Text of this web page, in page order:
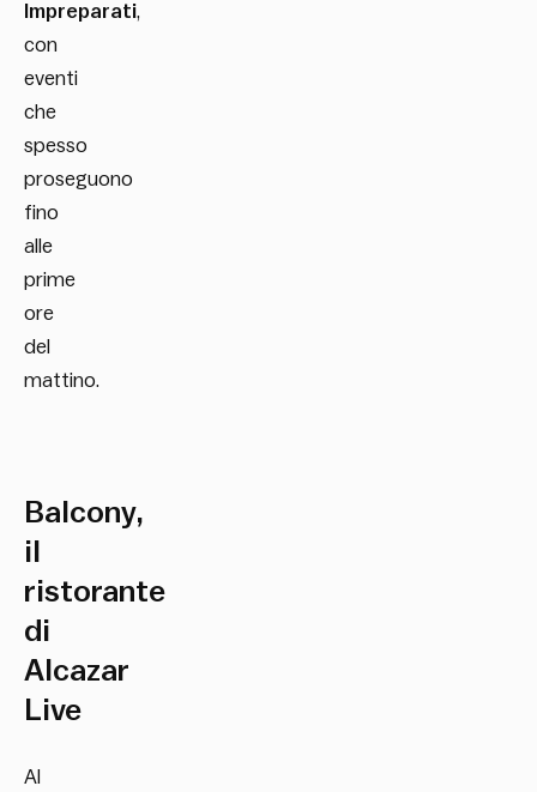
Impreparati,
con
eventi
che
spesso
proseguono
fino
alle
prime
ore
del
mattino.
Balcony,
il
ristorante
di
Alcazar
Live
Al